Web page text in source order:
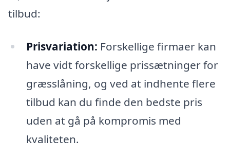
tilbud:
Prisvariation: Forskellige firmaer kan
have vidt forskellige prissætninger for
græsslåning, og ved at indhente flere
tilbud kan du finde den bedste pris
uden at gå på kompromis med
kvaliteten.